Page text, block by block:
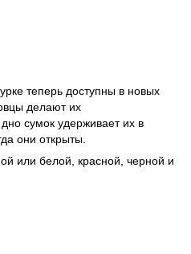
теперь доступны в новых
делают их
сумок удерживает их в
они открыты.
или белой, красной, черной и